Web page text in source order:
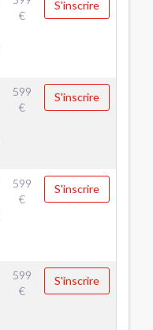
€
S'inscrire
599
€
S'inscrire
599
€
S'inscrire
599
€
S'inscrire